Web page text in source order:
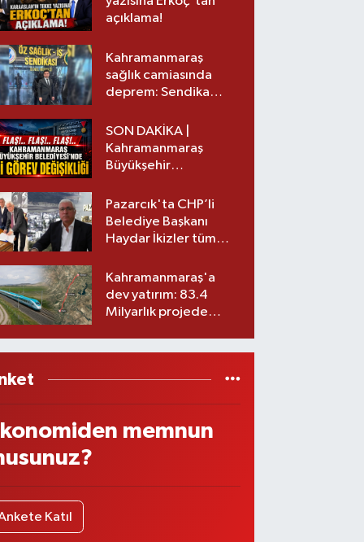
açıklama!
Kahramanmaraş
sağlık camiasında
deprem: Sendika
SON DAKİKA |
Kahramanmaraş
Büyükşehir
görev değişikliği!
Pazarcık'ta CHP’li
Belediye Başkanı
Haydar İkizler tüm
yeni partisi
Kahramanmaraş'a
dev yatırım: 83.4
Milyarlık projede
memnun
Katıl